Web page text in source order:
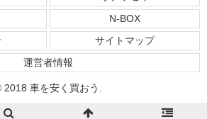
N-BOX
サイトマップ
運営者情報
2018 車を安く買おう.